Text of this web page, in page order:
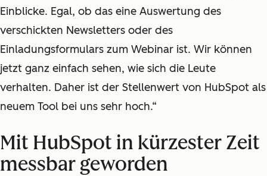
Einblicke. Egal, ob das eine Auswertung des
verschickten Newsletters oder des
Einladungsformulars zum Webinar ist. Wir können
jetzt ganz einfach sehen, wie sich die Leute
verhalten. Daher ist der Stellenwert von HubSpot als
neuem Tool bei uns sehr hoch.“
Mit HubSpot in kürzester Zeit
messbar geworden